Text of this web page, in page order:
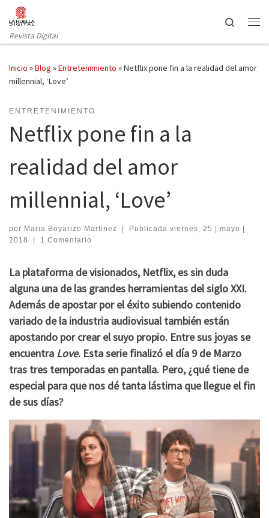
Saltar al contenido
Revista Digital
Search
Inicio »Blog »Entretenimiento »Netflix pone fin a la realidad del amor
millennial, ‘Love’
ENTRETENIMIENTO
Netflix pone fin a la
realidad del amor
millennial, ‘Love’
por Maria Boyarizo Martinez | Publicada viernes, 25 | mayo |
2018
| 1 Comentario
La plataforma de visionados, Netflix, es sin duda
alguna una de las grandes herramientas del siglo XXI.
Además de apostar por el éxito subiendo contenido
variado de la industria audiovisual también están
apostando por crear el suyo propio. Entre sus joyas se
encuentra Love. Esta serie finalizó el día 9 de Marzo
tras tres temporadas en pantalla. Pero, ¿qué tiene de
especial para que nos dé tanta lástima que llegue el fin
de sus días?